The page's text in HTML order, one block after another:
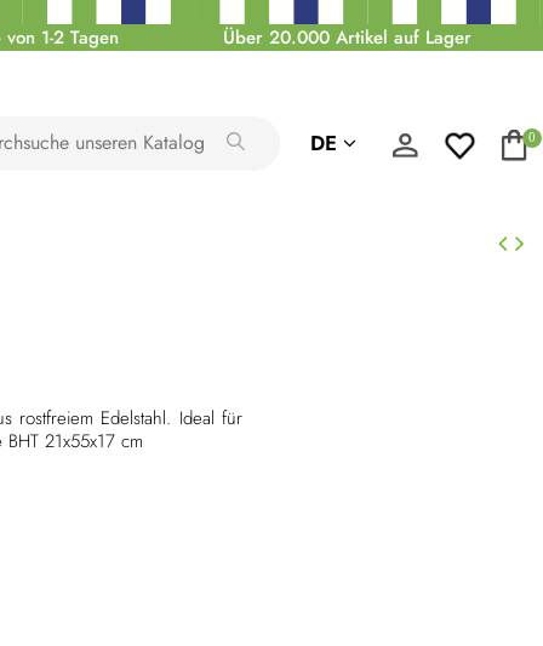
1-2 Tagen Über 20.000 Artikel auf Lager
DE 0
rostfreiem Edelstahl. Ideal für
21x55x17 cm